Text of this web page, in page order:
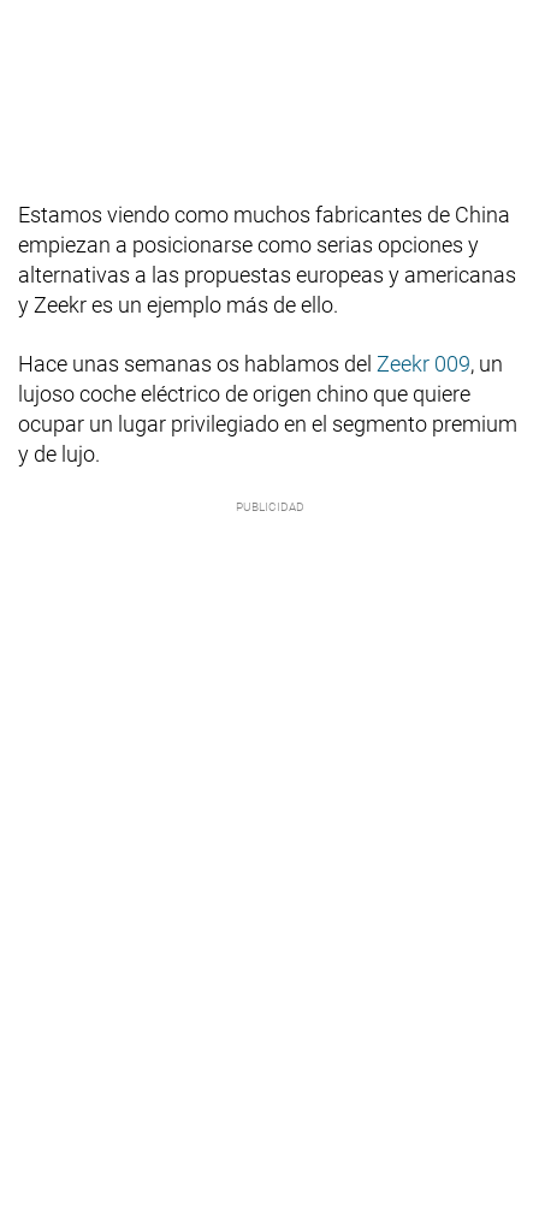
Estamos viendo como muchos fabricantes de China
empiezan a posicionarse como serias opciones y
alternativas a las propuestas europeas y americanas
y Zeekr es un ejemplo más de ello.
Hace unas semanas os hablamos del Zeekr 009, un
lujoso coche eléctrico de origen chino que quiere
ocupar un lugar privilegiado en el segmento premium
y de lujo.